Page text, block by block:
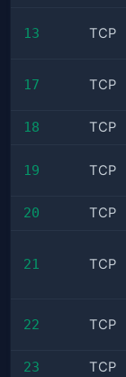
13 TCP
17 TCP
18 TCP
19 TCP
20 TCP
21 TCP
22 TCP
23 TCP